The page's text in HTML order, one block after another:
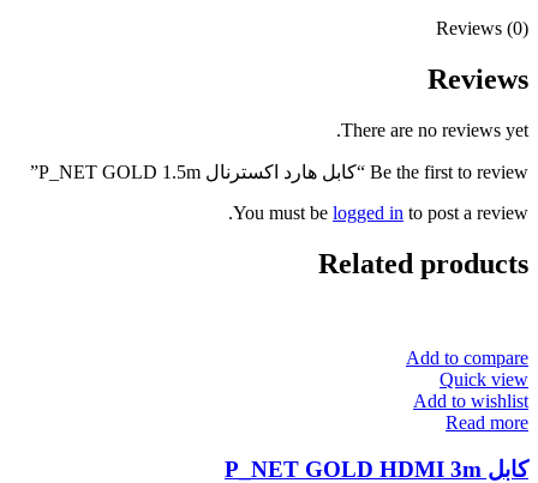
Reviews (0)
Reviews
There are no reviews yet.
Be the first to review “کابل هارد اکسترنال P_NET GOLD 1.5m”
You must be logged in to post a review.
Related products
Add to compare
Quick view
Add to wishlist
Read more
کابل P_NET GOLD HDMI 3m